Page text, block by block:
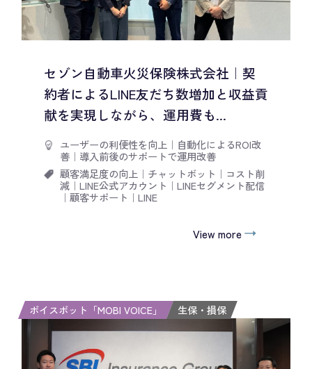
セゾン自動車火災保険株式会社｜契
約者によるLINE友だち数増加と収益貢
献を実現しながら、運用費も...
ユーザーの利便性を向上 ｜ 自動化によるROI改
善｜ 導入前後のサポートで運用改善
顧客満足度の向上｜ チャットボット ｜ コスト削
減｜ LINE公式アカウント ｜ LINEセグメント配信
｜ 顧客サポート ｜ LINE
View more
ボイスボット「MOBI VOICE」 生保・損保